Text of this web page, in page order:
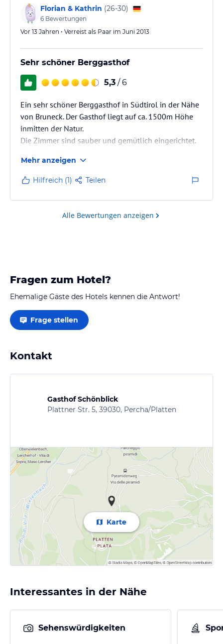
Biathlon sind nur wenige Kilometer entfernt und…
Florian & Kathrin (26-30)
6 Bewertungen
Vor 13 Jahren • Verreist als Paar im Juni 2013
Sehr schöner Berggasthof
5,3 / 6
Ein sehr schöner Berggasthof in Südtirol in der Nähe
von Bruneck. Der Gasthof liegt auf ca. 1500m Höhe
inmitten der Natur.
Die Zimmer sind sauber und gemütlich eingerichtet.
wunderschönem Blick über das Tal. Das Personal ist
sehr freundlich und es herrscht eine eher familiäre
Das Frühstück ist gut und abwechslungsreich. Wer
Halbpension bucht, bekommt ein sehr sehr leckers
Mehr anzeigen
Hilfreich (1) Teilen
Alle Bewertungen anzeigen
Fragen zum Hotel?
Ehemalige Gäste des Hotels kennen die Antwort!
Frage stellen
Kontakt
Gasthof Schönblick
Plattner Str. 5, 39030, Percha/Platten
Karte
Interessantes in der Nähe
Sehenswürdigkeiten